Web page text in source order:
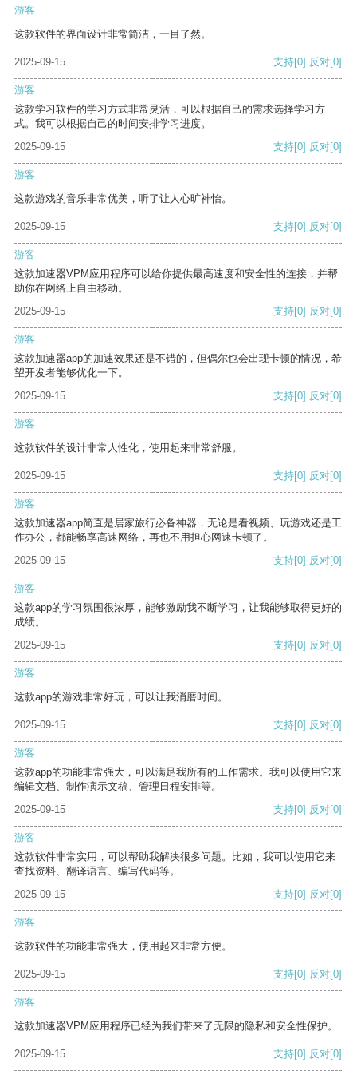
游客
这款软件的界面设计非常简洁，一目了然。
2025-09-15 支持[0] 反对[0]
游客
这款学习软件的学习方式非常灵活，可以根据自己的需求选择学习方
式。我可以根据自己的时间安排学习进度。
2025-09-15
支持[0] 反对[0]
游客
这款游戏的音乐非常优美，听了让人心旷神怡。
2025-09-15 支持[0] 反对[0]
游客
这款加速器VPM应用程序可以给你提供最高速度和安全性的连接，并帮
助你在网络上自由移动。
2025-09-15
支持[0] 反对[0]
游客
这款加速器app的加速效果还是不错的，但偶尔也会出现卡顿的情况，希
望开发者能够优化一下。
2025-09-15
支持[0] 反对[0]
游客
这款软件的设计非常人性化，使用起来非常舒服。
2025-09-15 支持[0] 反对[0]
游客
这款加速器app简直是居家旅行必备神器，无论是看视频、玩游戏还是工
作办公，都能畅享高速网络，再也不用担心网速卡顿了。
2025-09-15
支持[0] 反对[0]
游客
这款app的学习氛围很浓厚，能够激励我不断学习，让我能够取得更好的
成绩。
2025-09-15
支持[0] 反对[0]
游客
这款app的游戏非常好玩，可以让我消磨时间。
2025-09-15 支持[0] 反对[0]
游客
这款app的功能非常强大，可以满足我所有的工作需求。我可以使用它来
编辑文档、制作演示文稿、管理日程安排等。
2025-09-15
支持[0] 反对[0]
游客
这款软件非常实用，可以帮助我解决很多问题。比如，我可以使用它来
查找资料、翻译语言、编写代码等。
2025-09-15
支持[0] 反对[0]
游客
这款软件的功能非常强大，使用起来非常方便。
2025-09-15 支持[0] 反对[0]
游客
这款加速器VPM应用程序已经为我们带来了无限的隐私和安全性保护。
2025-09-15 支持[0] 反对[0]